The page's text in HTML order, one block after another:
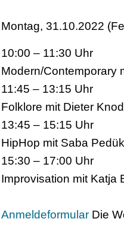
Montag, 31.10.2022
10:00 – 11:30 Uhr
Modern/Contemporary
11:45 – 13:15 Uhr
Folklore mit Dieter
13:45 – 15:15 Uhr
HipHop mit Saba Pedük
15:30 – 17:00 Uhr
Improvisation mit Katja
Anmeldeformular Die